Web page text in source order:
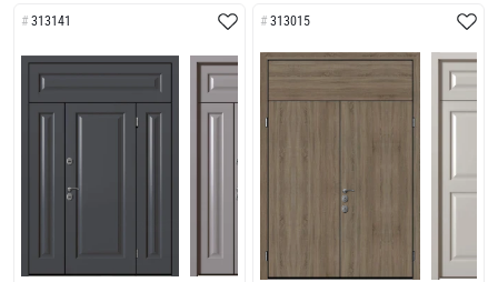
313141 313015